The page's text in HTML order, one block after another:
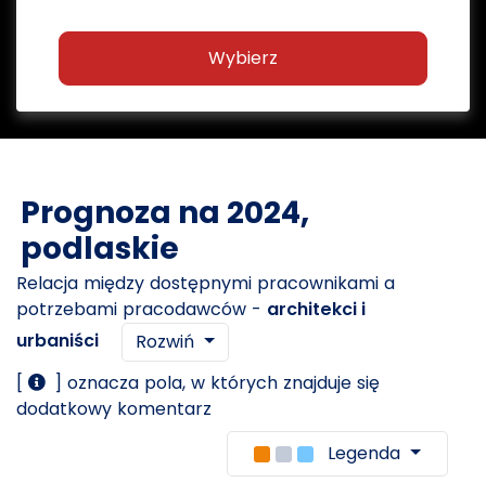
Wybierz
Prognoza na 2024,
podlaskie
Relacja między dostępnymi pracownikami a
potrzebami pracodawców - architekci i
urbaniści
Rozwiń
[
] oznacza pola, w których znajduje się
dodatkowy komentarz
Legenda